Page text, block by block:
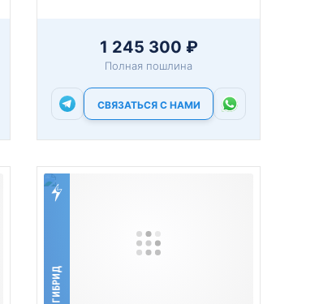
1 245 300 ₽
Полная пошлина
СВЯЗАТЬСЯ С НАМИ
ГИБРИД